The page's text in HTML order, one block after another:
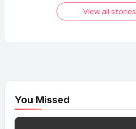
View all stories
You Missed